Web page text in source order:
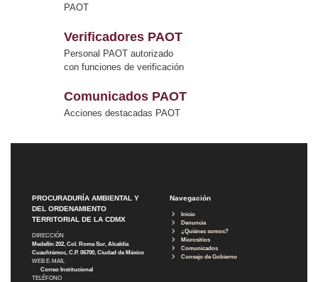
PAOT
Verificadores PAOT
Personal PAOT autorizado
con funciones de verificación
Comunicados PAOT
Acciones destacadas PAOT
PROCURADURÍA AMBIENTAL Y
DEL ORDENAMIENTO
TERRITORIAL DE LA CDMX
DIRECCIÓN
Medellín 202, Col. Roma Sur, Alcaldía
Cuauhtémoc, C.P. 06700, Ciudad de México
WEB E-MAIL
Correo Institucional
TELÉFONO
Navegación
Inicio
Denuncia
¿Quiénes somos?
Micrositios
Comunicados
Consejo de Gobierno